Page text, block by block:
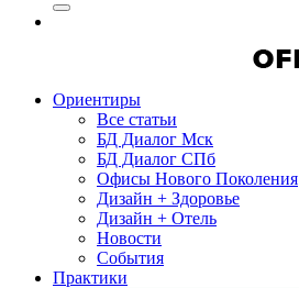
Ориентиры
Все статьи
БД Диалог Мск
БД Диалог СПб
Офисы Нового Поколения
Дизайн + Здоровье
Дизайн + Отель
Новости
События
Практики